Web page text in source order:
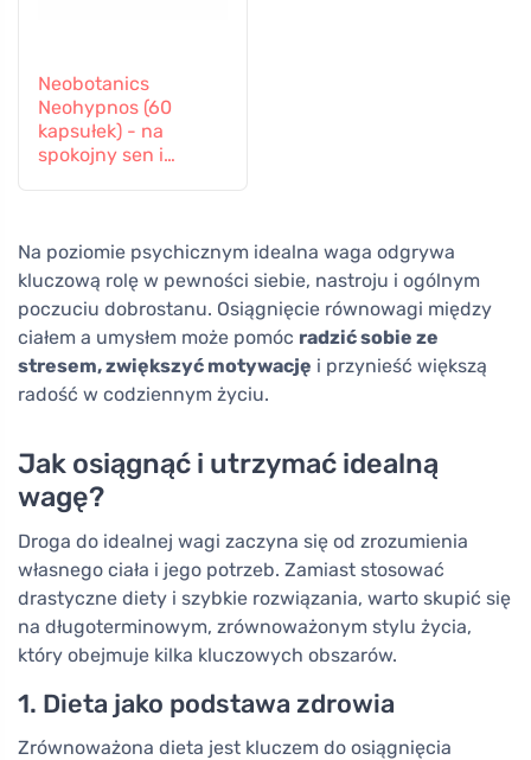
Neobotanics
Neohypnos (60
kapsułek) - na
spokojny sen i
Na poziomie psychicznym idealna waga odgrywa
kluczową rolę w pewności siebie, nastroju i ogólnym
poczuciu dobrostanu. Osiągnięcie równowagi między
ciałem a umysłem może pomóc radzić sobie ze
stresem, zwiększyć motywację i przynieść większą
radość w codziennym życiu.
Jak osiągnąć i utrzymać idealną
wagę?
Droga do idealnej wagi zaczyna się od zrozumienia
własnego ciała i jego potrzeb. Zamiast stosować
drastyczne diety i szybkie rozwiązania, warto skupić się
na długoterminowym, zrównoważonym stylu życia,
który obejmuje kilka kluczowych obszarów.
1. Dieta jako podstawa zdrowia
Zrównoważona dieta jest kluczem do osiągnięcia